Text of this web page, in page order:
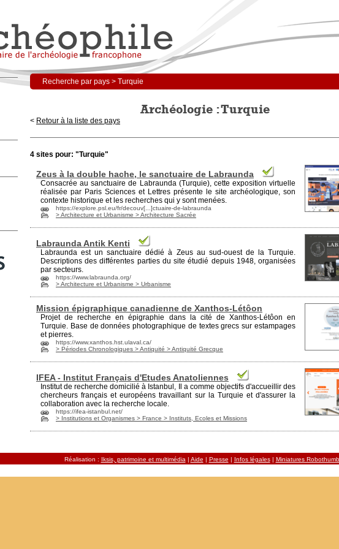
Recherche par pays > Turquie
Archéologie : Turquie
< Retour à la liste des pays
4 sites pour: "Turquie"
Zeus à la double hache, le sanctuaire de Labraunda
Consacrée au sanctuaire de Labraunda (Turquie), cette exposition virtuelle
réalisée par Paris Sciences et Lettres présente le site archéologique, son
contexte historique et les recherches qui y sont menées.
https://explore.psl.eu/fr/decouv[...]ctuaire-de-labraunda
> Architecture et Urbanisme > Architecture Sacrée
Labraunda Antik Kenti
Labraunda est un sanctuaire dédié à Zeus au sud-ouest de la Turquie.
Descriptions des différentes parties du site étudié depuis 1948, organisées
par secteurs.
https://www.labraunda.org/
> Architecture et Urbanisme > Urbanisme
Mission épigraphique canadienne de Xanthos-Létôon
Projet de recherche en épigraphie dans la cité de Xanthos-Létôon en
Turquie. Base de données photographique de textes grecs sur estampages
et pierres.
https://www.xanthos.hst.ulaval.ca/
> Périodes Chronologiques > Antiquité > Antiquité Grecque
IFEA - Institut Français d'Etudes Anatoliennes
Institut de recherche domicilié à Istanbul, Il a comme objectifs d'accueillir des
chercheurs français et européens travaillant sur la Turquie et d'assurer la
collaboration avec la recherche locale.
https://ifea-istanbul.net/
> Institutions et Organismes > France > Instituts, Ecoles et Missions
Réalisation : Iksis, patrimoine et multimédia | Aide | Presse | Infos légales| Miniatures Robothumb